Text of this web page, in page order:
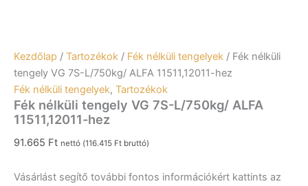
Kezdőlap / Tartozékok / Fék nélküli tengelyek / Fék nélküli
tengely VG 7S-L/750kg/ ALFA 11511,12011-hez
Fék nélküli tengelyek, Tartozékok
Fék nélküli tengely VG 7S-L/750kg/ ALFA
11511,12011-hez
91.665 Ft nettó (116.415 Ft bruttó)
Vásárlást segítő további fontos információkért kattints az